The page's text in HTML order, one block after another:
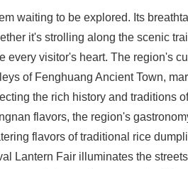
waiting to be explored. Its
it's strolling along the scenic
every visitor's heart. The region's
of Fenghuang Ancient Town,
the rich history and
flavors, the region's
flavors of traditional rice
Lantern Fair illuminates the